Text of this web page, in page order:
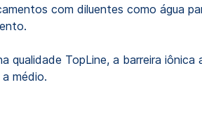
com diluentes como água
TopLine, a barreira
médio.